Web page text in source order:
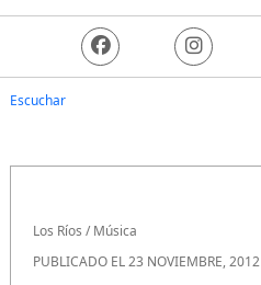
Escuchar
Los Ríos /Música
PUBLICADO EL 23 NOVIEMBRE, 2012